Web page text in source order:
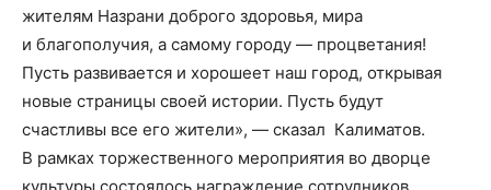
жителям Назрани доброго здоровья, мира
и благополучия, а самому городу — процветания!
Пусть развивается и хорошеет наш город, открывая
новые страницы своей истории. Пусть будут
счастливы все его жители», — сказал Калиматов.
В рамках торжественного мероприятия во дворце